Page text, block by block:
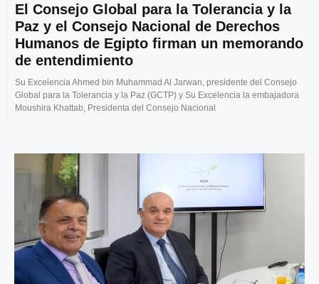
El Consejo Global para la Tolerancia y la
Paz y el Consejo Nacional de Derechos
Humanos de Egipto firman un memorando
de entendimiento
Su Excelencia Ahmed bin Muhammad Al Jarwan, presidente del Consejo
Global para la Tolerancia y la Paz (GCTP) y Su Excelencia la embajadora
Moushira Khattab, Presidenta del Consejo Nacional